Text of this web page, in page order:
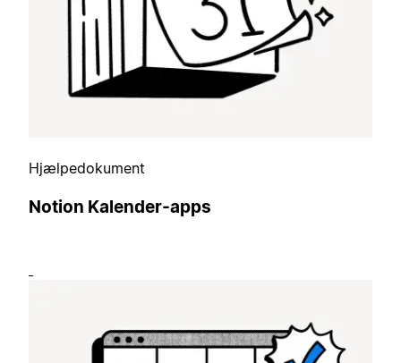
Hjælpedokument
Notion Kalender-apps